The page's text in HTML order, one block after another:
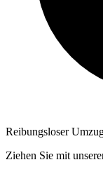
Reibungsloser
Ziehen Sie mit